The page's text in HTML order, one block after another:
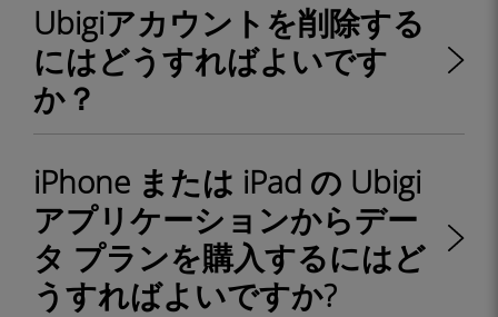
Ubigiアカウントを削除する
にはどうすればよいです
か？
iPhone または iPad の Ubigi
アプリケーションからデー
タ プランを購入するにはど
うすればよいですか?